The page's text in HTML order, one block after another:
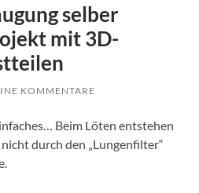
selber
mit 3D-
KOMMENTARE
Beim Löten entstehen
durch den „Lungenfilter“